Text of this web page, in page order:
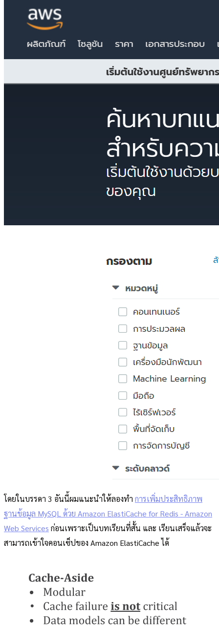
โดยในบรรดา 3 อันนี้ผมแนะนำให้ลองทำ การเพิ่มประสิทธิภาพ
ฐานข้อมูล MySQL ด้วย Amazon ElastiCache for Redis - Amazon
Web Services ก่อนเพราะเป็นบทเรียนที่สั้น และ เรียนเสร็จแล้วจะ
สามารถเข้าใจคอนเซ็ปของ Amazon ElastiCache ได้